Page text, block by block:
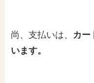
尚、支払いは、 カー
います。